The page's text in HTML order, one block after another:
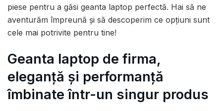
piese pentru a găsi geanta laptop perfectă. Hai să ne
aventurăm împreună și să descoperim ce opțiuni sunt
cele mai potrivite pentru tine!
Geanta laptop de firma,
eleganță și performanță
îmbinate într-un singur produs